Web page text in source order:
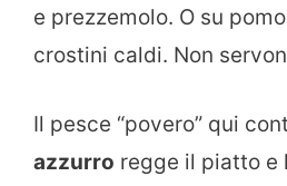
e prezzemolo. O su
crostini caldi. Non
Il pesce “povero” qui
azzurro regge il piatto e